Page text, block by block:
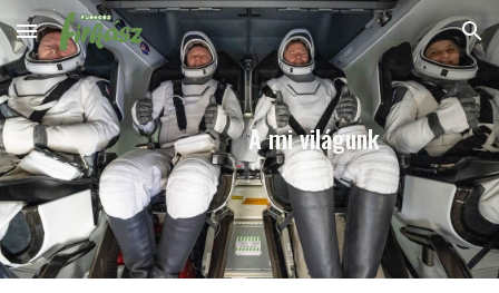
Skip to main content Skip to navigation
A mi világunk